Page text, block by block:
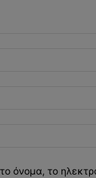
όνομα, το